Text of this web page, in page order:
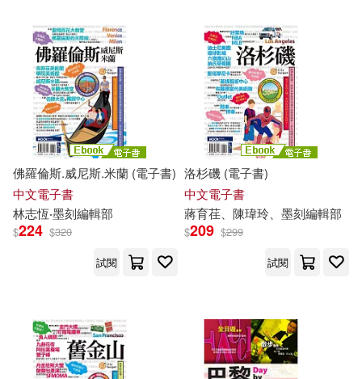
陳蓓蕾‧墨刻編輯部(1)
黃浩雲‧吳佳曄‧墨刻編輯部(1)
黃浩雲‧吳家輝‧墨刻編輯部(1)
黃浩雲、陳瑋玲、吳佳曄、墨刻編
黃雨柔‧周麗淑‧墨刻編輯部(1)
佛羅倫斯.威尼斯.米蘭 (電子書)
中文電子書
林志恆‧墨刻編輯部
$224 $320
試閱
洛杉磯 (電子書)
中文電子書
蔣育荏、陳瑋玲、 墨刻編輯部
$209 $299
試閱